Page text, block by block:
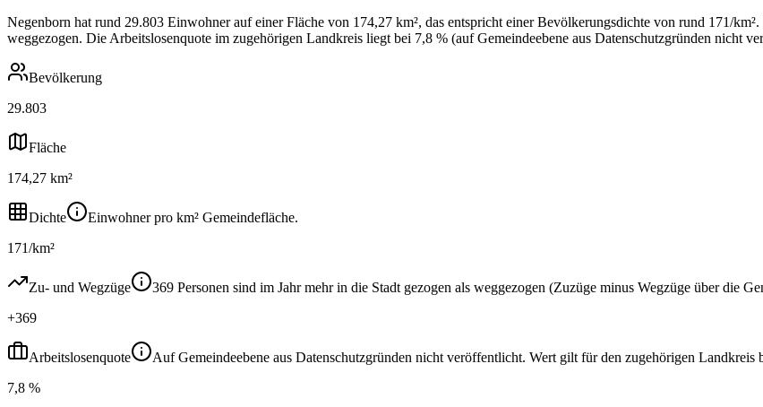
Negenborn hat rund 29.803 Einwohner auf einer Fläche von 174,27 km², das entspricht einer Bevölkerungsdichte von rund 171/
weggezogen. Die Arbeitslosenquote im zugehörigen Landkreis liegt bei 7,8 % (auf Gemeindeebene aus Datenschutzgründen nicht
Bevölkerung
29.803
Fläche
174,27 km²
Dichte
Einwohner pro km² Gemeindefläche.
171/km²
Zu- und Wegzüge
369 Personen sind im Jahr mehr in die Stadt gezogen als weggezogen (Zuzüge minus Wegzüge über die
+369
Arbeitslosenquote
Auf Gemeindeebene aus Datenschutzgründen nicht veröffentlicht. Wert gilt für den zugehörigen Landkreis
7,8 %